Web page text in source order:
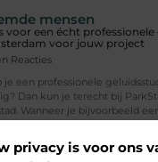
privacy is voor ons
mensen
voor een écht
voor jouw project
Reacties
je een professionele
Dan kun je terecht bij
Wanneer je bijvoorbeeld